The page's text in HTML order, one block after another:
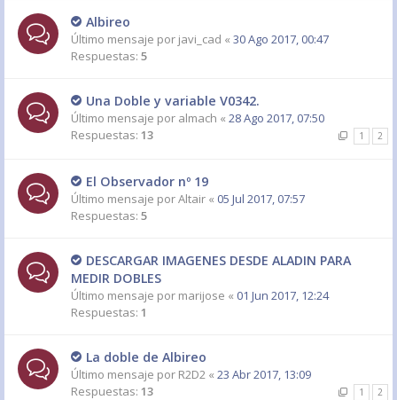
Albireo
Último mensaje por javi_cad « 30 Ago 2017, 00:47
Respuestas: 5
Una Doble y variable V0342.
Último mensaje por almach « 28 Ago 2017, 07:50
Respuestas: 13 1 2
El Observador nº 19
Último mensaje porAltair « 05 Jul 2017, 07:57
Respuestas: 5
DESCARGAR IMAGENES DESDE ALADIN PARA
MEDIR DOBLES
Último mensaje por marijose « 01 Jun 2017, 12:24
Respuestas: 1
La doble de Albireo
Último mensaje por R2D2 « 23 Abr 2017, 13:09
Respuestas: 13 1 2